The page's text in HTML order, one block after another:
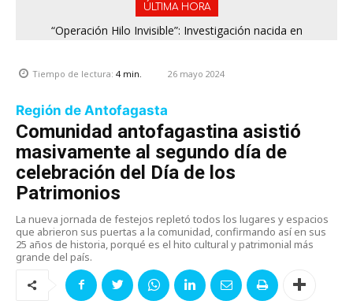
ÚLTIMA HORA
“Operación Hilo Invisible”: Investigación nacida en
Tiempo de lectura: 4min. 26 mayo 2024
Región de Antofagasta
Comunidad antofagastina asistió
masivamente al segundo día de
celebración del Día de los
Patrimonios
La nueva jornada de festejos repletó todos los lugares y espacios
que abrieron sus puertas a la comunidad, confirmando así en sus
25 años de historia, porqué es el hito cultural y patrimonial más
grande del país.